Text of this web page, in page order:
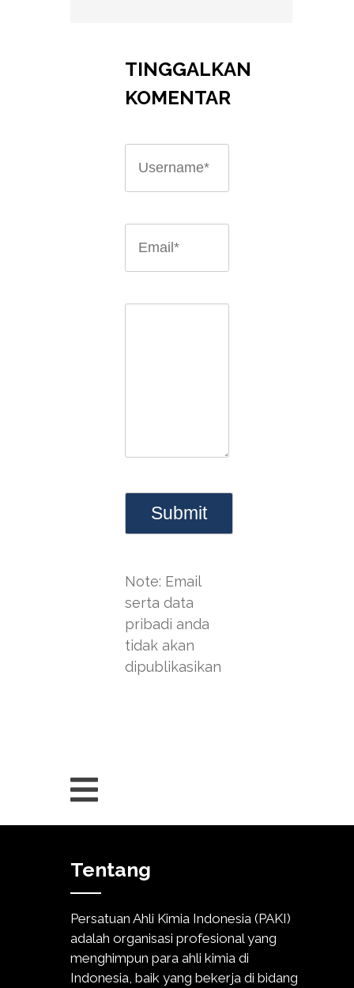
TINGGALKAN
KOMENTAR
Note: Email
serta data
pribadi anda
tidak akan
dipublikasikan
Tentang
Persatuan Ahli Kimia Indonesia (PAKI)
adalah organisasi profesional yang
menghimpun para ahli kimia di
Indonesia, baik yang bekerja di bidang